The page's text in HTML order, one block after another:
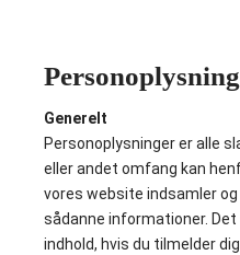
Generelt
Personoplysninger er alle
eller andet omfang kan
vores website indsamler
sådanne informationer.
indhold, hvis du tilmelder